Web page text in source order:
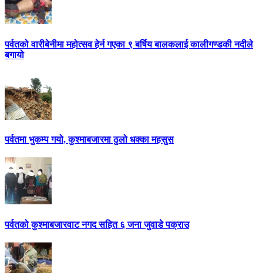
पर्वतको वारीबेनीमा महोत्सव हेर्न गएका ९ बर्षिय बालकलाई कालीगण्डकी नदीले
बगायो
पर्वतमा भुकम्प गयो, कुश्माबजारमा ठुलो धक्का महसुस
पर्वतको कुश्माबजारवाट नगद सहित ६ जना जुवाडे पक्राउ